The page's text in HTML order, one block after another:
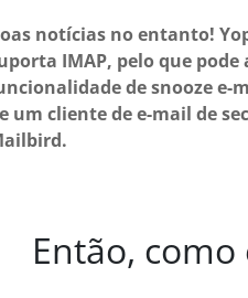
notícias no entanto!
IMAP, pelo que pode
de snooze e-
um cliente de e-mail de
Então,